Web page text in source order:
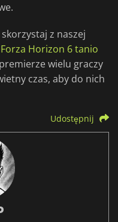
z naszej
Forza Horizon 6 tanio
wielu graczy
czas, aby do nich
Udostępnij